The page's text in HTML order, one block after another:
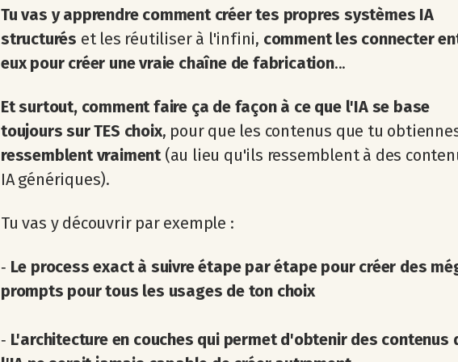
Tu vas y apprendre comment créer tes propres systèmes IA
structurés et les réutiliser à l'infini, comment les connecter
eux pour créer une vraie chaîne de fabrication...
Et surtout, comment faire ça de façon à ce que l'IA se base
toujours sur TES choix, pour que les contenus que tu
ressemblent vraiment (au lieu qu'ils ressemblent à des
IA génériques).
Tu vas y découvrir par exemple :
‐ Le process exact à suivre étape par étape pour créer des
prompts pour tous les usages de ton choix
‐ L'architecture en couches qui permet d'obtenir des contenus